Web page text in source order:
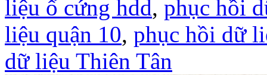
liệu ổ cứng hdd, phục hồi
liệu quận 10, phục hồi dữ
dữ liệu Thiên Tân